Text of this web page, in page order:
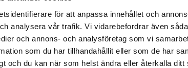
för att anpassa innehållet och
analysera vår trafik. Vi vidarebefordrar även
och annons- och analysföretag som vi
som du har tillhandahållit eller som de har
och du kan när som helst ändra eller återkalla
4.7 av 5 i omdöme
Flux Aloe Vera
Fluorskölj för vuxna och barn
över 12 år 500 ml